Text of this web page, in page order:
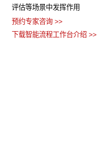
评估等场景中发挥作用
预约专家咨询 >>
下载智能流程工作台介绍 >>